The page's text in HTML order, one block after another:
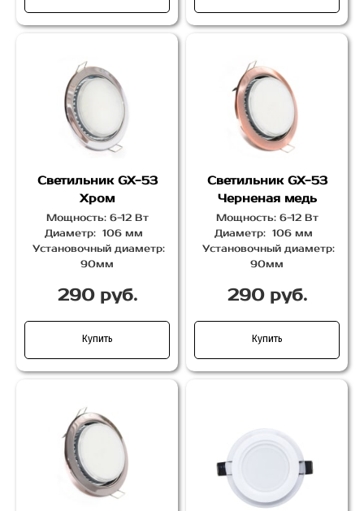
Светильник GX-53
Хром
Мощность: 6-12 Вт
Диаметр: 106 мм
Установочный диаметр:
90мм
290 руб.
Купить
Светильник GX-53
Черненая медь
Мощность: 6-12 Вт
Диаметр: 106 мм
Установочный диаметр:
90мм
290 руб.
Купить